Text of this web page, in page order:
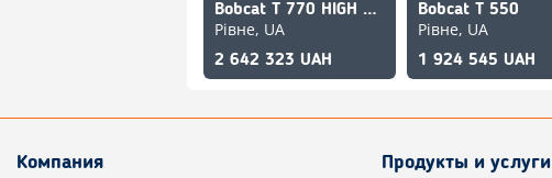
Bobcat T 770 HIGH FLOW
Рівне, UA
2 642 323 UAH
Bobcat T 550
Рівне, UA
1 924 545 UAH
Компания Продукты и услуги